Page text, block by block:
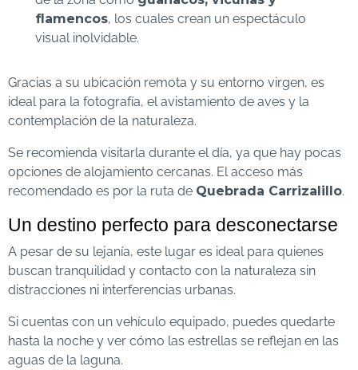
flamencos, los cuales crean un espectáculo
visual inolvidable.
Gracias a su ubicación remota y su entorno virgen, es
ideal para la fotografía, el avistamiento de aves y la
contemplación de la naturaleza.
Se recomienda visitarla durante el día, ya que hay pocas
opciones de alojamiento cercanas. El acceso más
recomendado es por la ruta de Quebrada Carrizalillo.
Un destino perfecto para desconectarse
A pesar de su lejanía, este lugar es ideal para quienes
buscan tranquilidad y contacto con la naturaleza sin
distracciones ni interferencias urbanas.
Si cuentas con un vehículo equipado, puedes quedarte
hasta la noche y ver cómo las estrellas se reflejan en las
aguas de la laguna.